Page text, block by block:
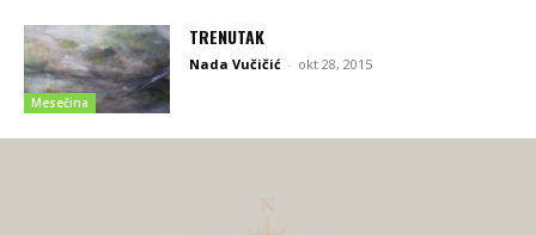
Mesečina
TRENUTAK
Nada Vučičić - okt 28, 2015